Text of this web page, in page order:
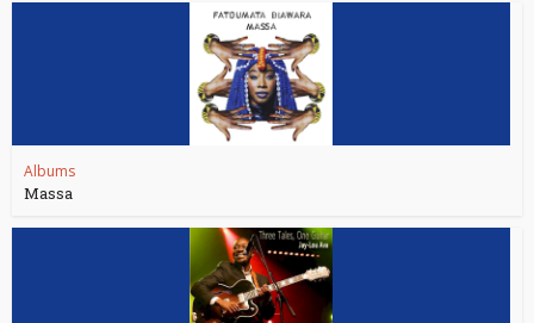
Albums
Massa